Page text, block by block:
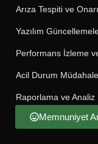
Arıza Tespiti ve
Yazılım
Performans İzleme
Acil Durum Müdahale
Raporlama ve Analiz
Memnuniyet